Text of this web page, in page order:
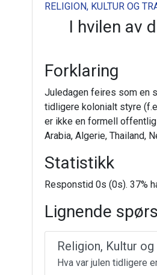
RELIGION, KULTUR OG
I hvilen av
Forklaring
Juledagen feires som en
tidligere kolonialt styre
er ikke en formell offentlig
Arabia, Algerie, Thailand,
Statistikk
Responstid 0s (0s). 37%
Lignende
Religion, Kultur og
Hva var julen tidligere